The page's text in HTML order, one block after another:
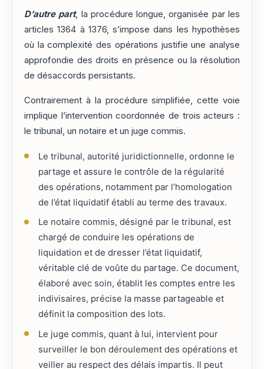
D’autre part, la procédure longue, organisée par les
articles 1364 à 1376, s’impose dans les hypothèses
où la complexité des opérations justifie une analyse
approfondie des droits en présence ou la résolution
de désaccords persistants.
Contrairement à la procédure simplifiée, cette voie
implique l’intervention coordonnée de trois acteurs :
le tribunal, un notaire et un juge commis.
Le tribunal, autorité juridictionnelle, ordonne le
partage et assure le contrôle de la régularité
des opérations, notamment par l’homologation
de l’état liquidatif établi au terme des travaux.
Le notaire commis, désigné par le tribunal, est
chargé de conduire les opérations de
liquidation et de dresser l’état liquidatif,
véritable clé de voûte du partage. Ce document,
élaboré avec soin, établit les comptes entre les
indivisaires, précise la masse partageable et
définit la composition des lots.
Le juge commis, quant à lui, intervient pour
surveiller le bon déroulement des opérations et
veiller au respect des délais impartis. Il peut